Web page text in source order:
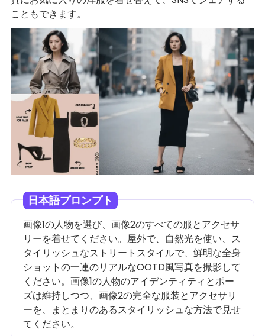
こともできます。
日本語プロンプト
画像1の人物を選び、画像2のすべての服とアクセサ
リーを着せてください。屋外で、自然光を使い、ス
タイリッシュなストリートスタイルで、鮮明な全身
ショットの一連のリアルなOOTD風写真を撮影して
ください。画像1の人物のアイデンティティとポー
ズは維持しつつ、画像2の完全な服装とアクセサリ
ーを、まとまりのあるスタイリッシュな方法で見せ
てください。